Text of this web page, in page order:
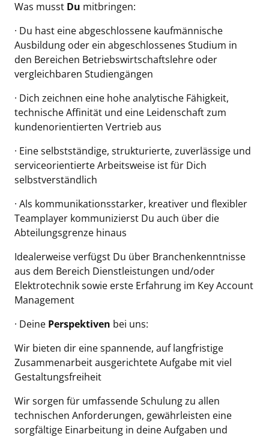
Was musst Du mitbringen:
· Du hast eine abgeschlossene kaufmännische
Ausbildung oder ein abgeschlossenes Studium in
den Bereichen Betriebswirtschaftslehre oder
vergleichbaren Studiengängen
· Dich zeichnen eine hohe analytische Fähigkeit,
technische Affinität und eine Leidenschaft zum
kundenorientierten Vertrieb aus
· Eine selbstständige, strukturierte, zuverlässige und
serviceorientierte Arbeitsweise ist für Dich
selbstverständlich
· Als kommunikationsstarker, kreativer und flexibler
Teamplayer kommunizierst Du auch über die
Abteilungsgrenze hinaus
Idealerweise verfügst Du über Branchenkenntnisse
aus dem Bereich Dienstleistungen und/oder
Elektrotechnik sowie erste Erfahrung im Key Account
Management
· Deine Perspektiven bei uns:
Wir bieten dir eine spannende, auf langfristige
Zusammenarbeit ausgerichtete Aufgabe mit viel
Gestaltungsfreiheit
Wir sorgen für umfassende Schulung zu allen
technischen Anforderungen, gewährleisten eine
sorgfältige Einarbeitung in deine Aufgaben und